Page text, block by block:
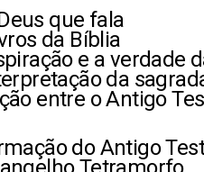
que fala
da Bíblia
e a verdade
da
entre o Antigo
do Antigo